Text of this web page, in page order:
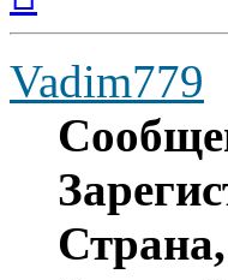
началу
Vadim779